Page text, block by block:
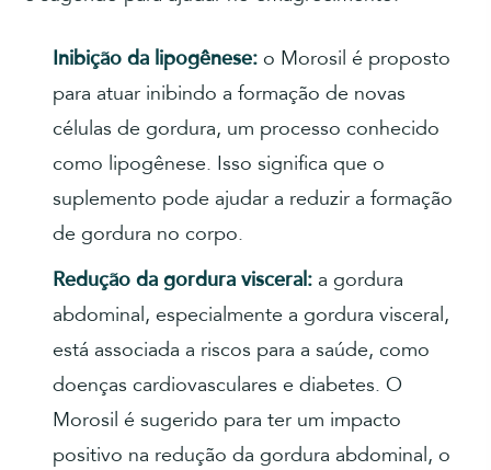
Inibição da lipogênese: o Morosil é proposto
para atuar inibindo a formação de novas
células de gordura, um processo conhecido
como lipogênese. Isso significa que o
suplemento pode ajudar a reduzir a formação
de gordura no corpo.
Redução da gordura visceral: a gordura
abdominal, especialmente a gordura visceral,
está associada a riscos para a saúde, como
doenças cardiovasculares e diabetes. O
Morosil é sugerido para ter um impacto
positivo na redução da gordura abdominal, o